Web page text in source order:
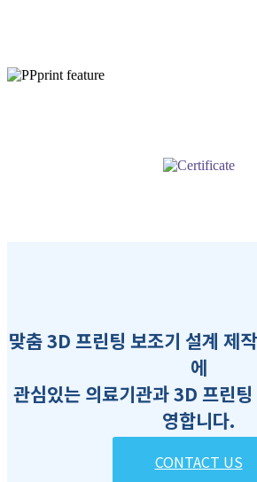
맞춤 3D 프린팅 보조기 설계 제
에
관심있는 의료기관과 3D 프린
영합니다.
CONTACT US